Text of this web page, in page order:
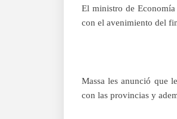
El ministro de
con el avenimiento del
Massa les anunció que
con las provincias y